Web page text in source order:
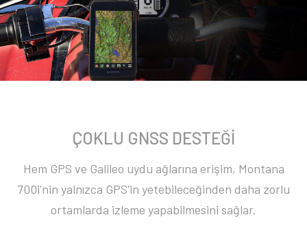
ÇOKLU GNSS DESTEĞİ
Hem GPS ve Galileo uydu ağlarına erişim, Montana
700i'nin yalnızca GPS'in yetebileceğinden daha zorlu
ortamlarda izleme yapabilmesini sağlar.